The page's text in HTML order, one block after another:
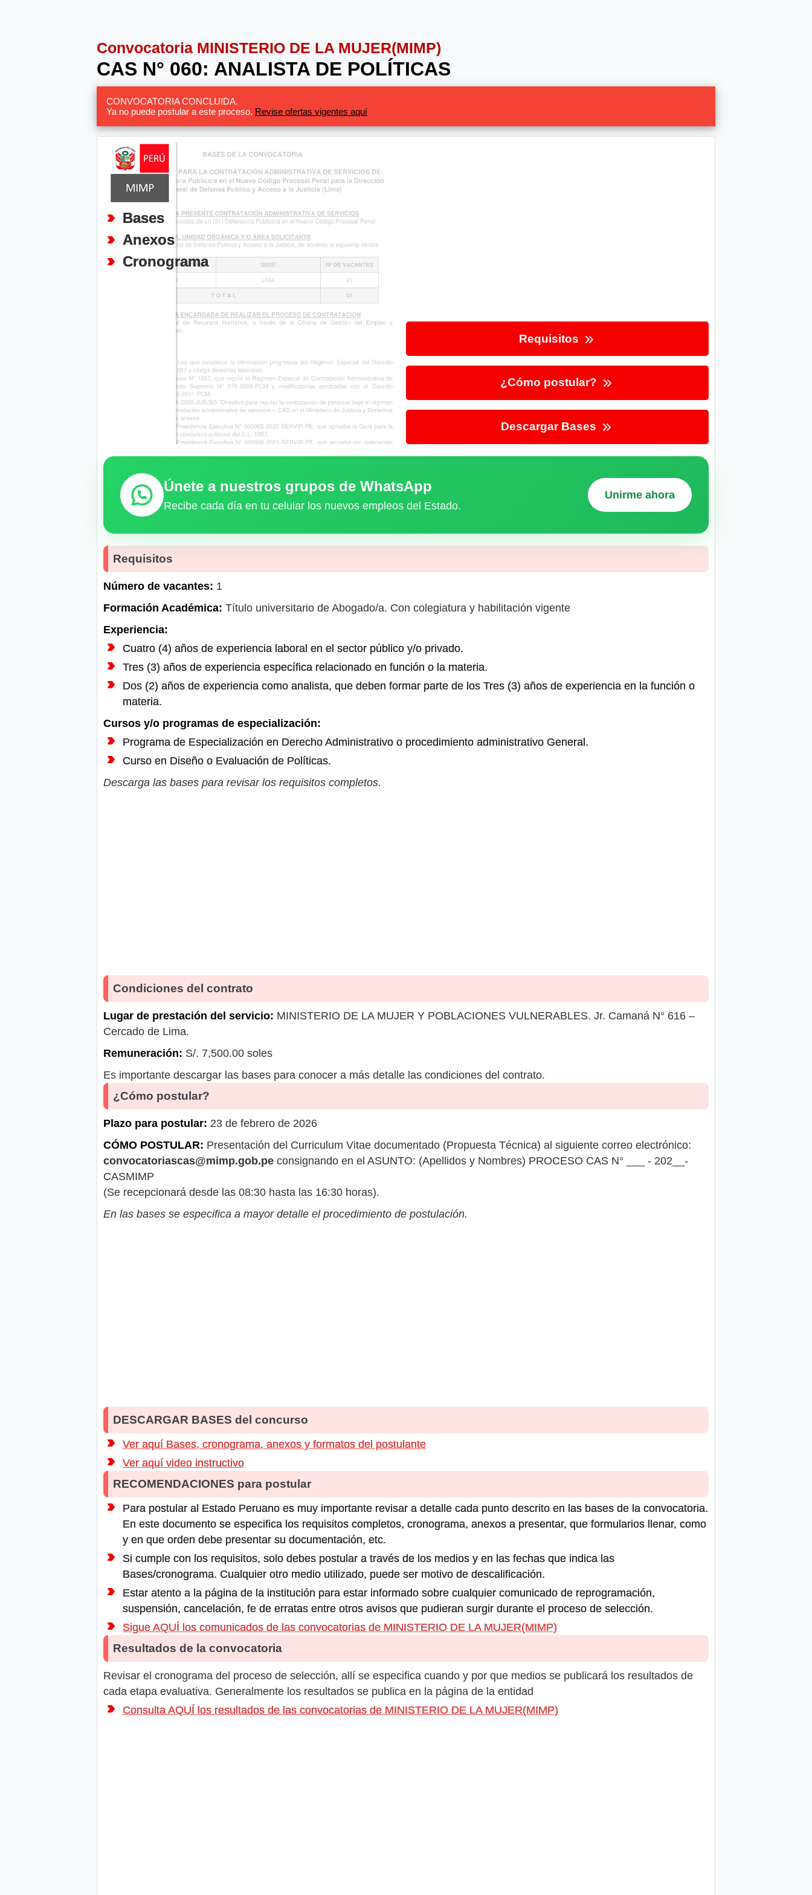
Convocatoria MINISTERIO DE LA MUJER(MIMP)
CAS N° 060: ANALISTA DE POLÍTICAS
CONVOCATORIA CONCLUIDA.
Ya no puede postular a este proceso. Revise ofertas vigentes aquí
Bases
Anexos
Cronograma
Requisitos
¿Cómo postular?
Descargar Bases
Únete a nuestros grupos de WhatsApp
Recibe cada día en tu celular los nuevos empleos del Estado.
Unirme ahora
Requisitos
Número de vacantes: 1
Formación Académica: Título universitario de Abogado/a. Con colegiatura y habilitación vigente
Experiencia:
Cuatro (4) años de experiencia laboral en el sector público y/o privado.
Tres (3) años de experiencia específica relacionado en función o la materia.
Dos (2) años de experiencia como analista, que deben formar parte de los Tres (3) años de experiencia en la función o
materia.
Cursos y/o programas de especialización:
Programa de Especialización en Derecho Administrativo o procedimiento administrativo General.
Curso en Diseño o Evaluación de Políticas.
Descarga las bases para revisar los requisitos completos.
Condiciones del contrato
Lugar de prestación del servicio: MINISTERIO DE LA MUJER Y POBLACIONES VULNERABLES. Jr. Camaná N° 616 –
Cercado de Lima.
Remuneración: S/. 7,500.00 soles
Es importante descargar las bases para conocer a más detalle las condiciones del contrato.
¿Cómo postular?
Plazo para postular: 23 de febrero de 2026
CÓMO POSTULAR: Presentación del Curriculum Vitae documentado (Propuesta Técnica) al siguiente correo electrónico:
convocatoriascas@mimp.gob.pe consignando en el ASUNTO: (Apellidos y Nombres) PROCESO CAS N° ___ - 202__-
CASMIMP
(Se recepcionará desde las 08:30 hasta las 16:30 horas).
En las bases se especifica a mayor detalle el procedimiento de postulación.
DESCARGAR BASES del concurso
Ver aquí Bases, cronograma, anexos y formatos del postulante
Ver aquí video instructivo
RECOMENDACIONES para postular
Para postular al Estado Peruano es muy importante revisar a detalle cada punto descrito en las bases de la convocatoria.
En este documento se especifica los requisitos completos, cronograma, anexos a presentar, que formularios llenar, como
y en que orden debe presentar su documentación, etc.
Si cumple con los requisitos, solo debes postular a través de los medios y en las fechas que indica las
Bases/cronograma. Cualquier otro medio utilizado, puede ser motivo de descalificación.
Estar atento a la página de la institución para estar informado sobre cualquier comunicado de reprogramación,
suspensión, cancelación, fe de erratas entre otros avisos que pudieran surgir durante el proceso de selección.
Sigue AQUÍ los comunicados de las convocatorias de MINISTERIO DE LA MUJER(MIMP)
Resultados de la convocatoria
Revisar el cronograma del proceso de selección, allí se especifica cuando y por que medios se publicará los resultados de
cada etapa evaluativa. Generalmente los resultados se publica en la página de la entidad
Consulta AQUÍ los resultados de las convocatorias de MINISTERIO DE LA MUJER(MIMP)